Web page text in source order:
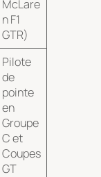
McLare
n F1
GTR)
Pilote
de
pointe
en
Groupe
C et
Coupes
GT